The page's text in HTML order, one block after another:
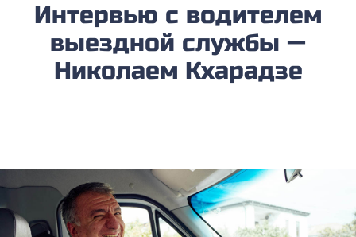
Интервью с водителем
выездной службы —
Николаем Кхарадзе